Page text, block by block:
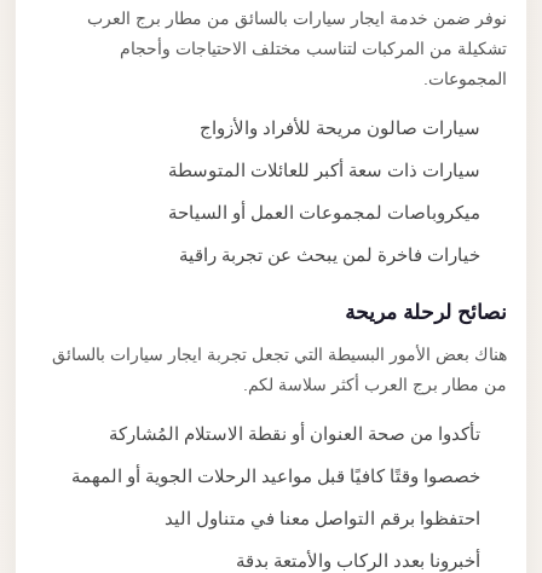
نوفر ضمن خدمة ايجار سيارات بالسائق من مطار برج العرب
تشكيلة من المركبات لتناسب مختلف الاحتياجات وأحجام
المجموعات.
سيارات صالون مريحة للأفراد والأزواج
سيارات ذات سعة أكبر للعائلات المتوسطة
ميكروباصات لمجموعات العمل أو السياحة
خيارات فاخرة لمن يبحث عن تجربة راقية
نصائح لرحلة مريحة
هناك بعض الأمور البسيطة التي تجعل تجربة ايجار سيارات بالسائق
من مطار برج العرب أكثر سلاسة لكم.
تأكدوا من صحة العنوان أو نقطة الاستلام المُشاركة
خصصوا وقتًا كافيًا قبل مواعيد الرحلات الجوية أو المهمة
احتفظوا برقم التواصل معنا في متناول اليد
أخبرونا بعدد الركاب والأمتعة بدقة